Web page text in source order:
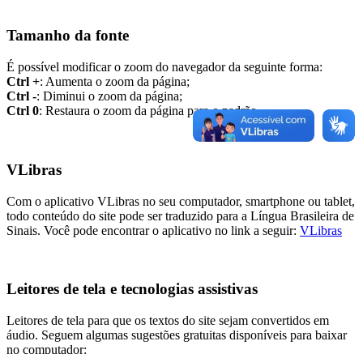
Tamanho da fonte
É possível modificar o zoom do navegador da seguinte forma:
Ctrl +: Aumenta o zoom da página;
Ctrl -: Diminui o zoom da página;
Ctrl 0: Restaura o zoom da página para o padrão.
VLibras
Com o aplicativo VLibras no seu computador, smartphone ou tablet,
todo conteúdo do site pode ser traduzido para a Língua Brasileira de
Sinais. Você pode encontrar o aplicativo no link a seguir: VLibras
Leitores de tela e tecnologias assistivas
Leitores de tela para que os textos do site sejam convertidos em
áudio. Seguem algumas sugestões gratuitas disponíveis para baixar
no computador: